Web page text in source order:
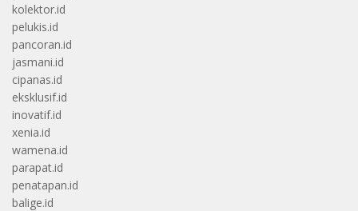
kolektor.id
pelukis.id
pancoran.id
jasmani.id
cipanas.id
eksklusif.id
inovatif.id
xenia.id
wamena.id
parapat.id
penatapan.id
balige.id